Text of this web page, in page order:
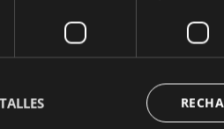
de la colonia. Astixa A. Z.:
Gaztetan udan parque de